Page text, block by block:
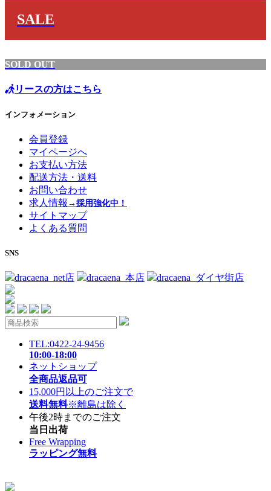
SALE
SOLD OUT
リースの方はこちら
インフォメーション
会員登録
マイページへ
お支払い方法
配送方法・送料
お問い合わせ
求人情報 →採用強化中！
サイトマップ
よくある質問
SNS
dracaena_net店 dracaena_本店 dracaena_ダイヤ街店
TEL:0422-24-9456
10:00-18:00
ネットショップ
全商品返品可
15,000円以上のご注文で
送料無料※離島は除く
午後2時までのご注文
当日出荷
Free Wrapping
ラッピング無料